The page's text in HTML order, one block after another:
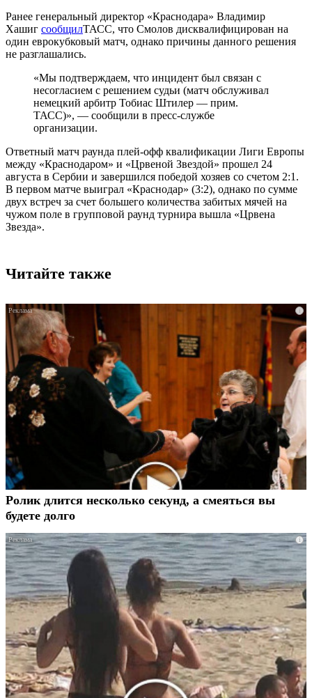
Ранее генеральный директор «Краснодара» Владимир
Хашиг сообщилТАСС, что Смолов дисквалифицирован на
один еврокубковый матч, однако причины данного решения
не разглашались.
«Мы подтверждаем, что инцидент был связан с
несогласием с решением судьи (матч обслуживал
немецкий арбитр Тобиас Штилер — прим.
ТАСС)», — сообщили в пресс-службе
организации.
Ответный матч раунда плей-офф квалификации Лиги Европы
между «Краснодаром» и «Црвеной Звездой» прошел 24
августа в Сербии и завершился победой хозяев со счетом 2:1.
В первом матче выиграл «Краснодар» (3:2), однако по сумме
двух встреч за счет большего количества забитых мячей на
чужом поле в групповой раунд турнира вышла «Црвена
Звезда».
Читайте также
i
Ролик длится несколько секунд, а смеяться вы
будете долго
i